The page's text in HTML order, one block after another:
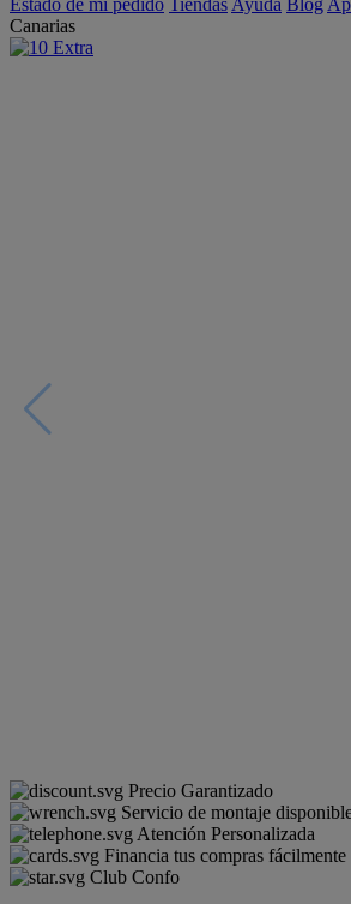
Estado de mi pedido Tiendas Ayuda Blog
Canarias
Precio Garantizado
Servicio de montaje
Atención Personalizada
Financia tus compras fácilmente
Club Confo